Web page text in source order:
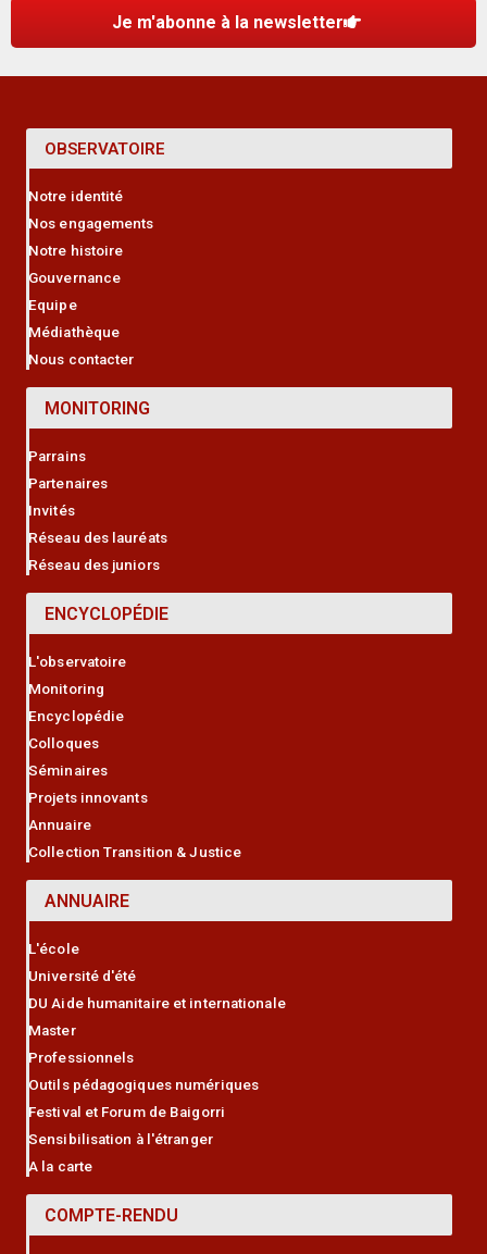
Je m'abonne à la newsletter
OBSERVATOIRE
Notre identité
Nos engagements
Notre histoire
Gouvernance
Equipe
Médiathèque
Nous contacter
MONITORING
Parrains
Partenaires
Invités
Réseau des lauréats
Réseau des juniors
ENCYCLOPÉDIE
L'observatoire
Monitoring
Encyclopédie
Colloques
Séminaires
Projets innovants
Annuaire
Collection Transition & Justice
ANNUAIRE
L'école
Université d'été
DU Aide humanitaire et internationale
Master
Professionnels
Outils pédagogiques numériques
Festival et Forum de Baigorri
Sensibilisation à l'étranger
A la carte
COMPTE-RENDU